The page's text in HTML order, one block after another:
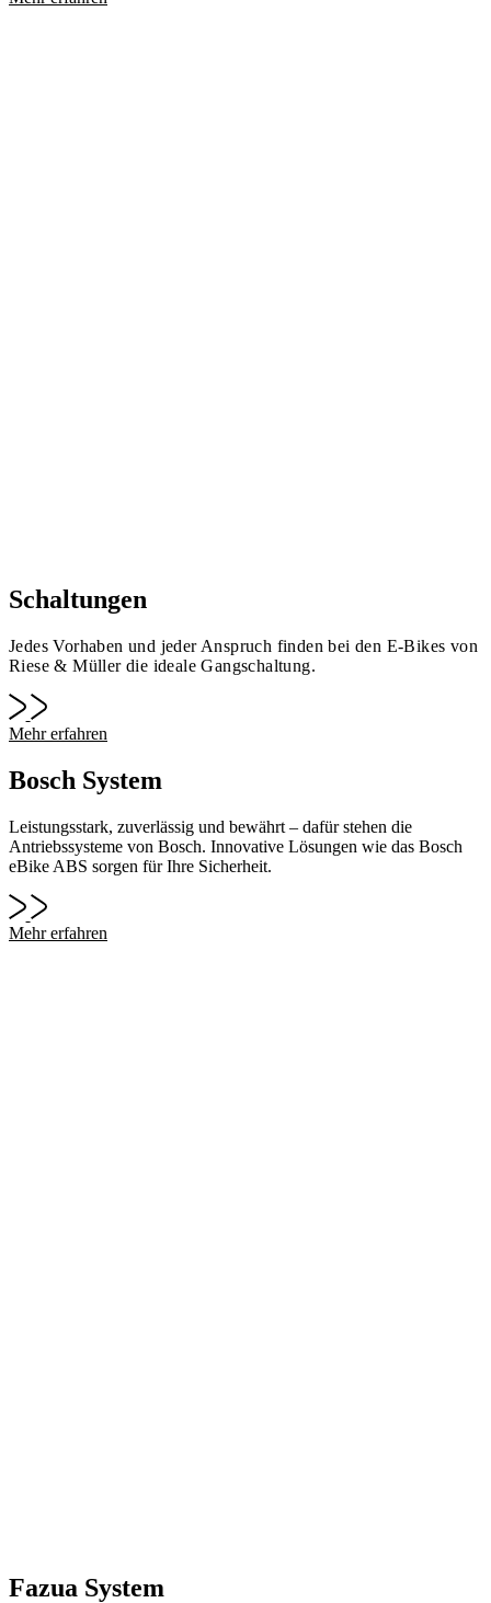
Schaltungen
Jedes Vorhaben und jeder Anspruch finden bei den E-Bikes von
Riese & Müller die ideale Gangschaltung.
Mehr erfahren
Bosch System
Leistungsstark, zuverlässig und bewährt – dafür stehen die
Antriebssysteme von Bosch. Innovative Lösungen wie das Bosch
eBike ABS sorgen für Ihre Sicherheit.
Mehr erfahren
Fazua System